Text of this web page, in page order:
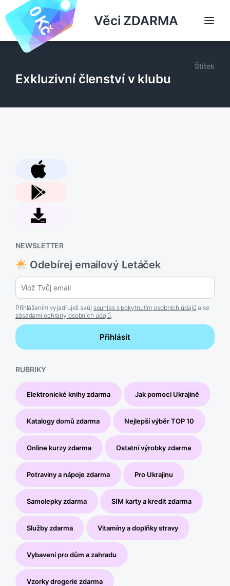
Věci ZDARMA
Štítek
Exkluzivní členství v klubu
NEWSLETTER
Odebírej emailový Letáček
Přihlášením vyjadřuješ svůj souhlas s pokytnutím osobních údajů a se
zásadami ochrany osobních údajů.
Přihlásit
RUBRIKY
Elektronické knihy zdarma Jak pomoci Ukrajině
Katalogy domů zdarma Nejlepší výběr TOP 10
Online kurzy zdarma Ostatní výrobky zdarma
Potraviny a nápoje zdarma Pro Ukrajinu
Samolepky zdarma SIM karty a kredit zdarma
Služby zdarma Vitamíny a doplňky stravy
Vybavení pro dům a zahradu
Vzorky drogerie zdarma